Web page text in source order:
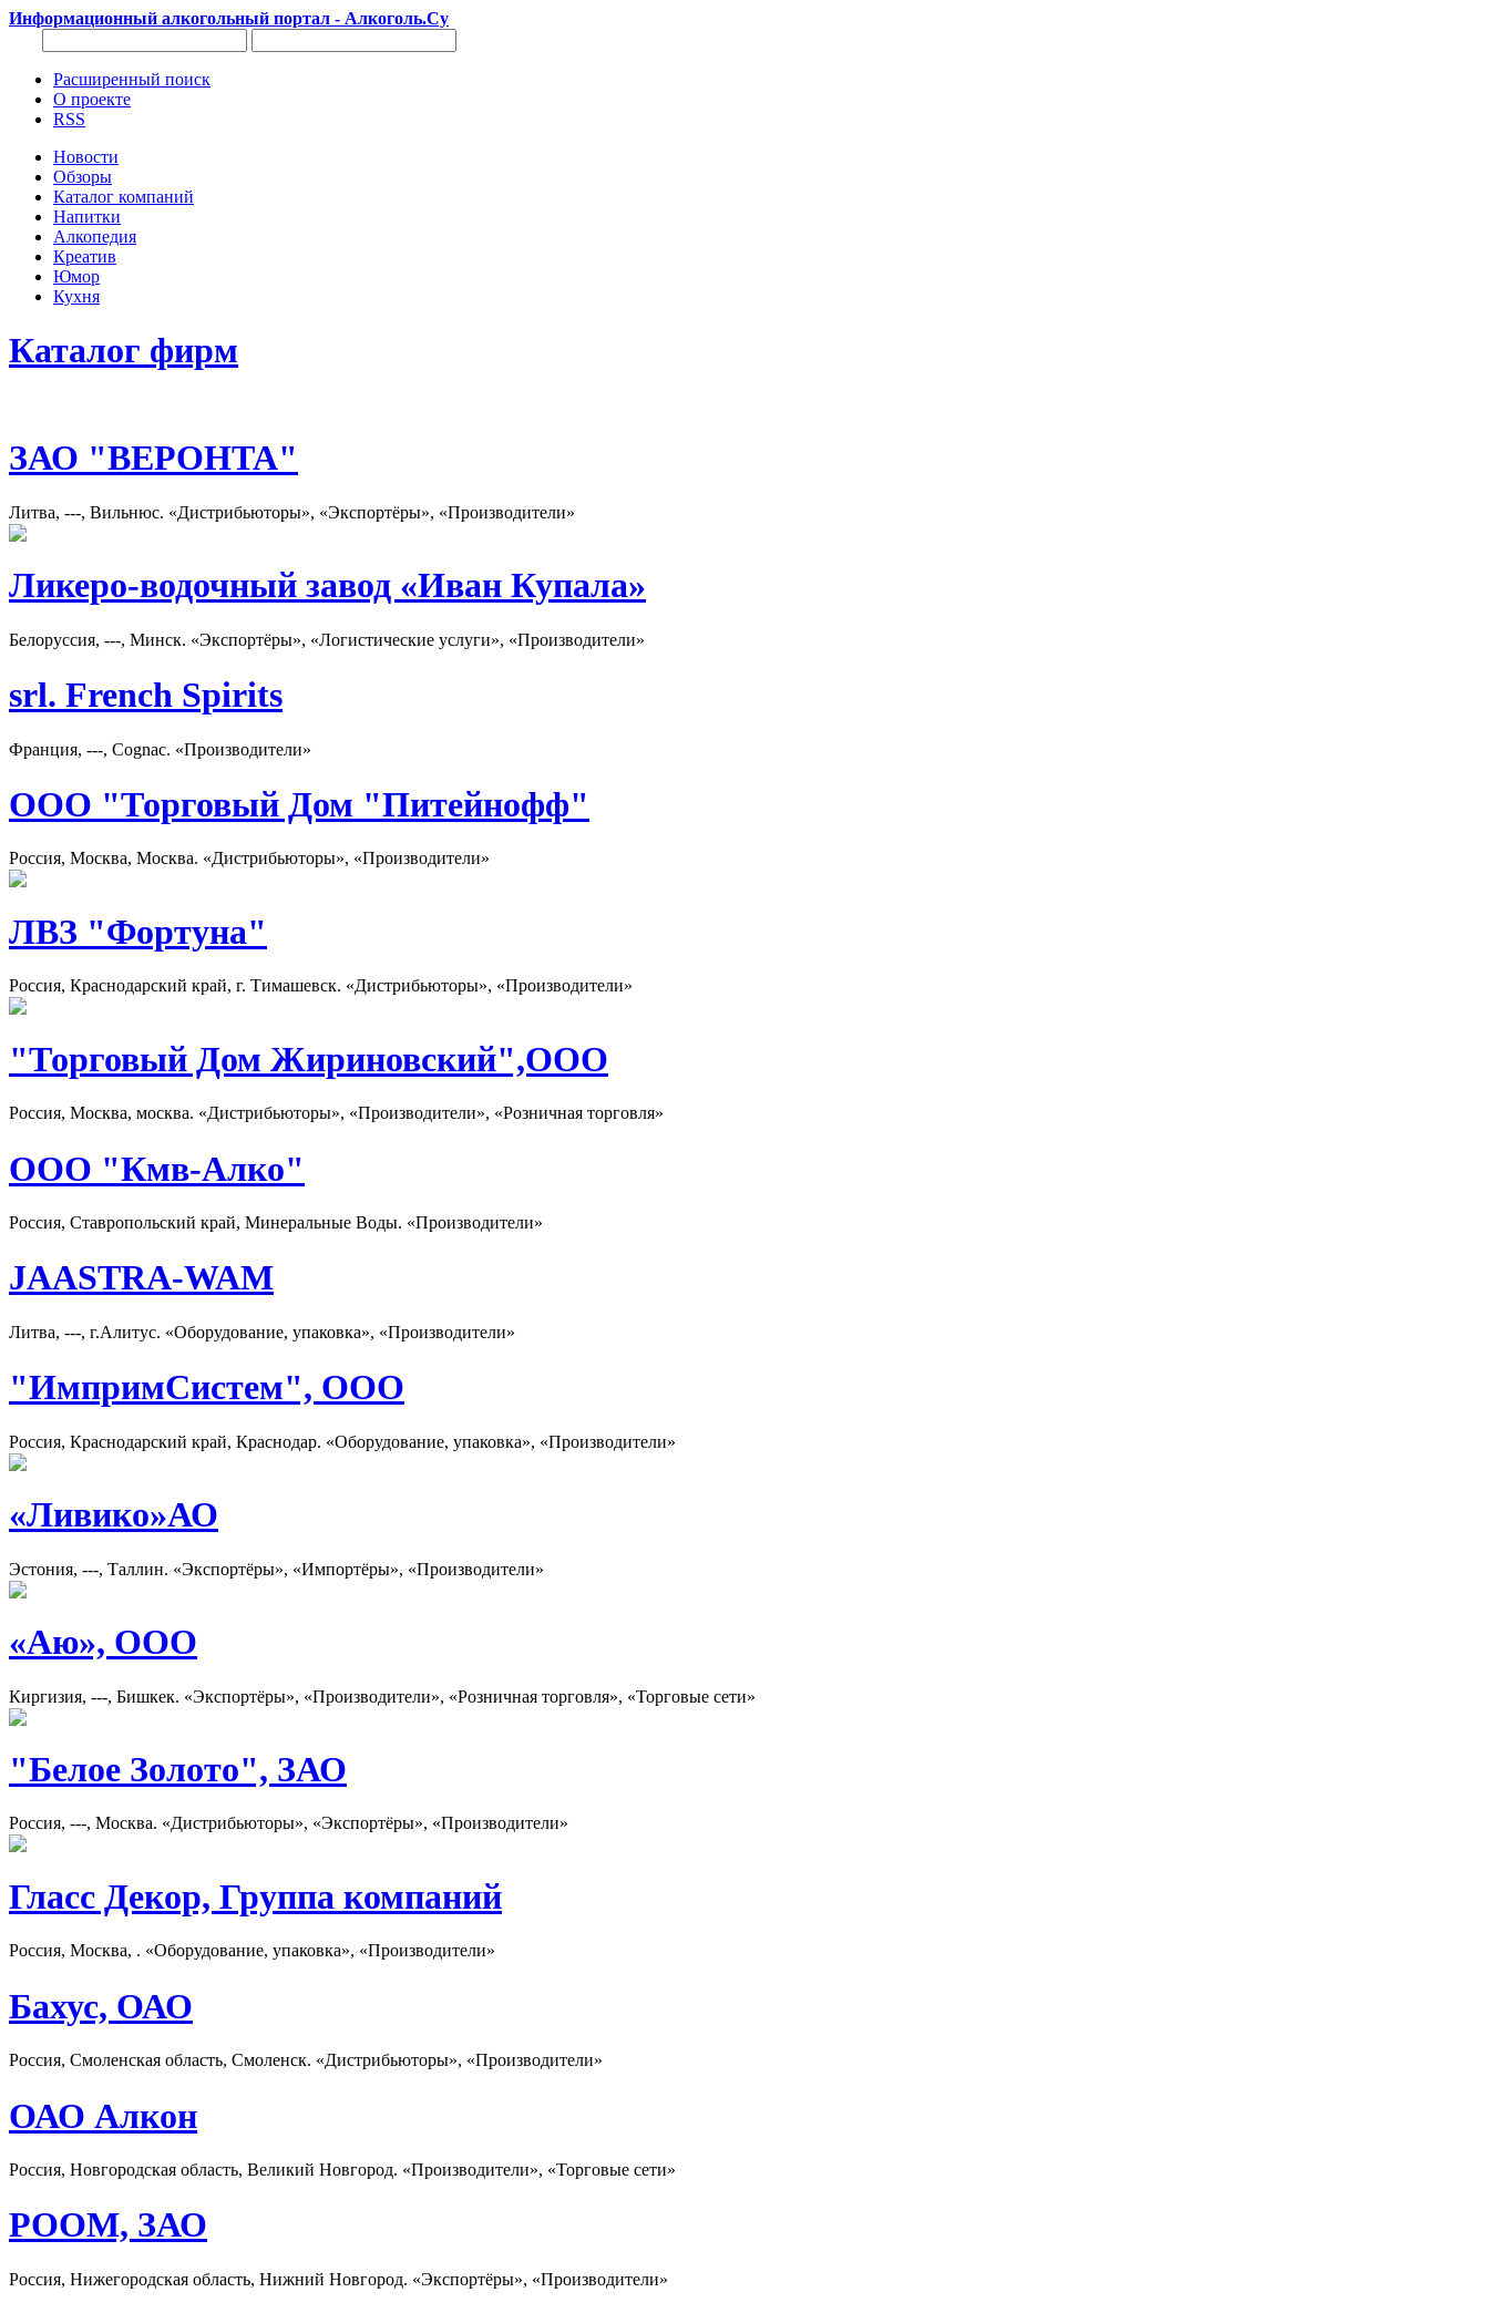
Информационный алкогольный портал - Алкоголь.Су
Расширенный поиск
О проекте
RSS
Новости
Обзоры
Каталог компаний
Напитки
Алкопедия
Креатив
Юмор
Кухня
Каталог фирм
ЗАО "ВЕРОНТА"
Литва, ---, Вильнюс. «Дистрибьюторы», «Экспортёры», «Производители»
Ликеро-водочный завод «Иван Купала»
Белоруссия, ---, Минск. «Экспортёры», «Логистические услуги», «Производители»
srl. French Spirits
Франция, ---, Cognac. «Производители»
ООО "Торговый Дом "Питейнофф"
Россия, Москва, Москва. «Дистрибьюторы», «Производители»
ЛВЗ "Фортуна"
Россия, Краснодарский край, г. Тимашевск. «Дистрибьюторы», «Производители»
"Торговый Дом Жириновский",ООО
Россия, Москва, москва. «Дистрибьюторы», «Производители», «Розничная торговля»
ООО "Кмв-Алко"
Россия, Ставропольский край, Минеральные Воды. «Производители»
JAASTRA-WAM
Литва, ---, г.Алитус. «Оборудование, упаковка», «Производители»
"ИмпримСистем", ООО
Россия, Краснодарский край, Краснодар. «Оборудование, упаковка», «Производители»
«Ливико»АО
Эстония, ---, Таллин. «Экспортёры», «Импортёры», «Производители»
«Аю», ООО
Киргизия, ---, Бишкек. «Экспортёры», «Производители», «Розничная торговля», «Торговые сети»
"Белое Золото", ЗАО
Россия, ---, Москва. «Дистрибьюторы», «Экспортёры», «Производители»
Гласс Декор, Группа компаний
Россия, Москва, . «Оборудование, упаковка», «Производители»
Бахус, ОАО
Россия, Смоленская область, Смоленск. «Дистрибьюторы», «Производители»
ОАО Алкон
Россия, Новгородская область, Великий Новгород. «Производители», «Торговые сети»
РООМ, ЗАО
Россия, Нижегородская область, Нижний Новгород. «Экспортёры», «Производители»